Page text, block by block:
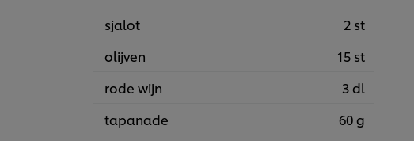
sjalot
2 st
olijven
15 st
rode wijn
3 dl
tapanade
60 g